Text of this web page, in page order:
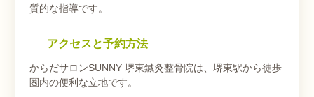
質的な指導です。
アクセスと予約方法
からだサロンSUNNY 堺東鍼灸整骨院は、堺東駅から徒歩
圏内の便利な立地です。